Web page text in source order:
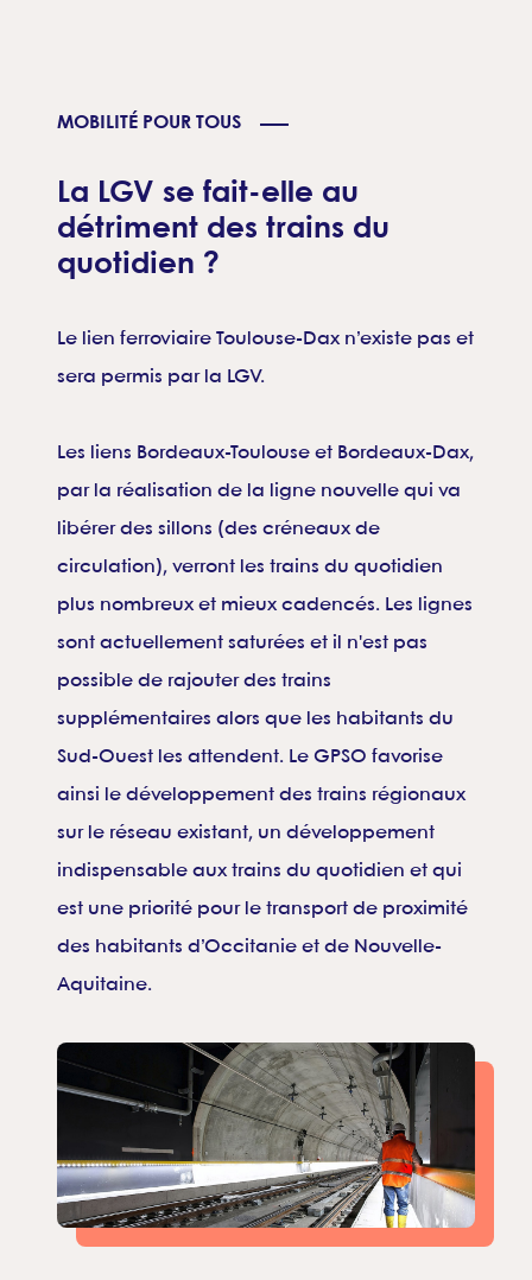
MOBILITÉ POUR TOUS
La LGV se fait-elle au
détriment des trains du
quotidien ?
Le lien ferroviaire Toulouse-Dax n’existe pas et
sera permis par la LGV.
Les liens Bordeaux-Toulouse et Bordeaux-Dax,
par la réalisation de la ligne nouvelle qui va
libérer des sillons (des créneaux de
circulation), verront les trains du quotidien
plus nombreux et mieux cadencés. Les lignes
sont actuellement saturées et il n'est pas
possible de rajouter des trains
supplémentaires alors que les habitants du
Sud-Ouest les attendent. Le GPSO favorise
ainsi le développement des trains régionaux
sur le réseau existant, un développement
indispensable aux trains du quotidien et qui
est une priorité pour le transport de proximité
des habitants d’Occitanie et de Nouvelle-
Aquitaine.